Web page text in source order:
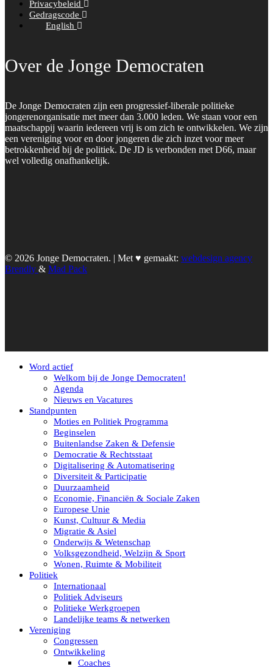
Privacybeleid
Gedragscode
English
Over de Jonge Democraten
De Jonge Democraten zijn een progressief-liberale politieke
jongerenorganisatie met meer dan 3.000 leden. We staan voor een
maatschappij waarin iedereen vrij is om zich te ontwikkelen. We zijn
een vereniging voor en door jongeren die zich inzet voor meer
betrokkenheid bij de politiek. De JD is verbonden met D66, maar
wel volledig onafhankelijk.
© 2026 Jonge Democraten. | Met ♥︎ gemaakt: webdesign agency
Brendly & Mad Pack
Word actief
Welkom bij de Jonge Democraten!
Agenda
Nieuws en Vacatures
Standpunten
Moties en Politiek Programma
Beginselen
Buitenlandse Zaken & Defensie
Democratie & Rechtsstaat
Digitalisering & Automatisering
Diversiteit & Participatie
Duurzaamheid
Economie, Financiën & Sociale Zaken
Europese Unie
Kunst, Cultuur & Media
Migratie & Asiel
Onderwijs & Wetenschap
Volksgezondheid, Welzijn & Sport
Wonen, Ruimte & Mobiliteit
Politiek
Internationaal
Politiek Adviseurs
Politieke Werkgroepen
Landelijke teams & netwerken
Vereniging
Congressen
Ontwikkeling
Coaches